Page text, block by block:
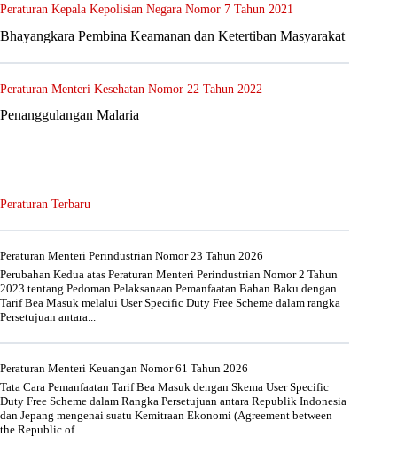
Peraturan Kepala Kepolisian Negara Nomor 7 Tahun 2021
Bhayangkara Pembina Keamanan dan Ketertiban Masyarakat
Peraturan Menteri Kesehatan Nomor 22 Tahun 2022
Penanggulangan Malaria
Peraturan Terbaru
Peraturan Menteri Perindustrian Nomor 23 Tahun 2026
Perubahan Kedua atas Peraturan Menteri Perindustrian Nomor 2 Tahun
2023 tentang Pedoman Pelaksanaan Pemanfaatan Bahan Baku dengan
Tarif Bea Masuk melalui User Specific Duty Free Scheme dalam rangka
Persetujuan antara...
Peraturan Menteri Keuangan Nomor 61 Tahun 2026
Tata Cara Pemanfaatan Tarif Bea Masuk dengan Skema User Specific
Duty Free Scheme dalam Rangka Persetujuan antara Republik Indonesia
dan Jepang mengenai suatu Kemitraan Ekonomi (Agreement between
the Republic of...